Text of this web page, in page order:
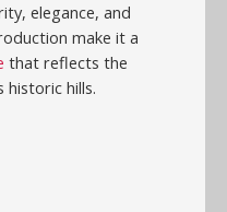
elegance, and
make it a
that reflects the
historic hills.